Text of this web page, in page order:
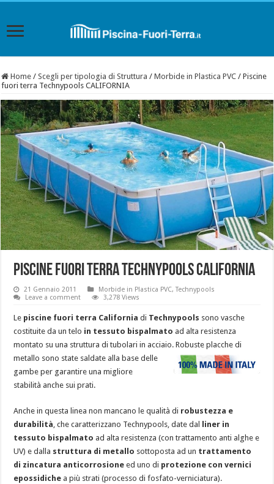
Home / Scegli per tipologia di Struttura / Morbide in Plastica PVC / Piscine
fuori terra Technypools CALIFORNIA
Piscine fuori terra Technypools CALIFORNIA
21 Gennaio 2011 Morbide in Plastica PVC,Technypools
Leave a comment
3,278 Views
Le piscine fuori terra Californiadi Technypools sono vasche
costituite da un telo in tessuto bispalmato ad alta resistenza
montato su una struttura di tubolari in acciaio.Robuste placche di
metallo sono state saldate alla base delle
gambe per garantire una migliore
stabilità anche sui prati.
Anche in questa linea non mancano le qualità di robustezza e
durabilità, che caratterizzano Technypools, date dal
liner in
tessuto bispalmato ad alta resistenza (con trattamento anti alghe e
UV) e dalla struttura di metallo sottoposta ad un trattamento
di zincatura anticorrosione ed uno di protezione con vernici
epossidiche a più strati (processo di fosfato-verniciatura).